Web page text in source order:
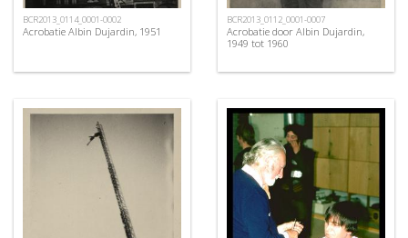
BCR2013_0114_0001-0002
Acrobatie Albin Dujardin, 1951
BCR2013_0112_0001-0007
Acrobatie door Albin Dujardin,
1949 tot 1960